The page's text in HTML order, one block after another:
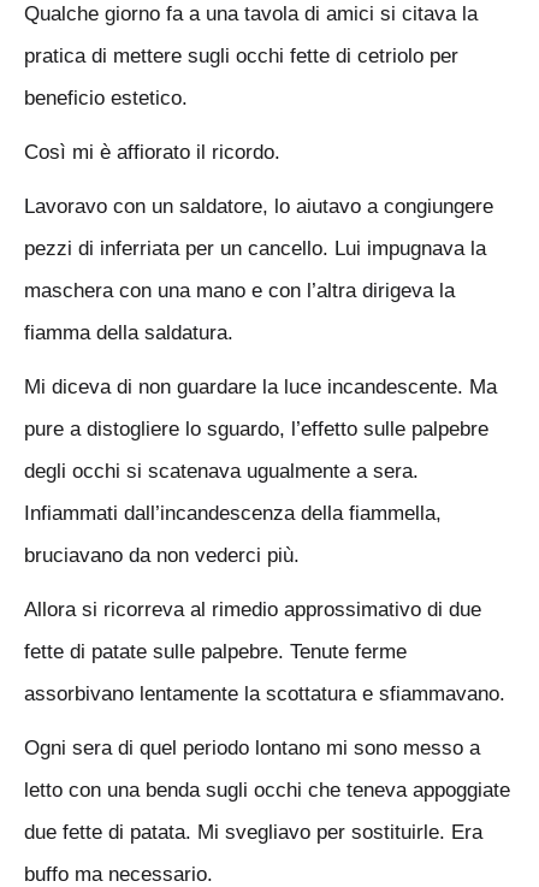
Qualche giorno fa a una tavola di amici si citava la
pratica di mettere sugli occhi fette di cetriolo per
beneficio estetico.
Così mi è affiorato il ricordo.
Lavoravo con un saldatore, lo aiutavo a congiungere
pezzi di inferriata per un cancello. Lui impugnava la
maschera con una mano e con l’altra dirigeva la
fiamma della saldatura.
Mi diceva di non guardare la luce incandescente. Ma
pure a distogliere lo sguardo, l’effetto sulle palpebre
degli occhi si scatenava ugualmente a sera.
Infiammati dall’incandescenza della fiammella,
bruciavano da non vederci più.
Allora si ricorreva al rimedio approssimativo di due
fette di patate sulle palpebre. Tenute ferme
assorbivano lentamente la scottatura e sfiammavano.
Ogni sera di quel periodo lontano mi sono messo a
letto con una benda sugli occhi che teneva appoggiate
due fette di patata. Mi svegliavo per sostituirle. Era
buffo ma necessario.